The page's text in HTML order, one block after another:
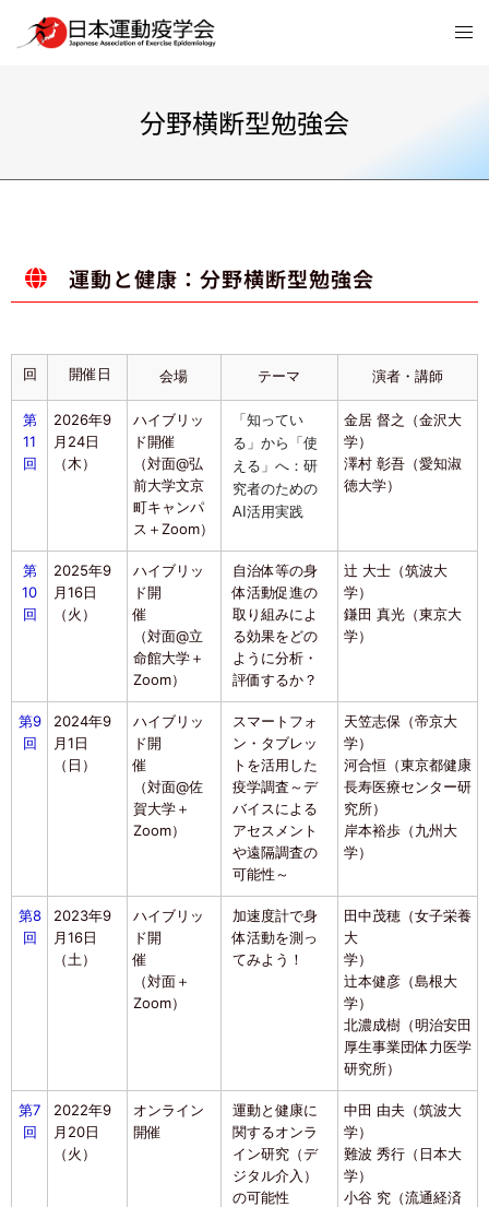
分野横断型勉強会
運動と健康：分野横断型勉強会
回 開催日 会場 テーマ 演者・講師
第
11
回
2026年9
月24日
（木）
ハイブリッ
ド開催
（対面@弘
前大学文京
町キャンパ
ス＋Zoom）
「知ってい
る」から「使
える」へ： 研
究者のための
AI活用実践
金居 督之（金沢大
学）
澤村 彰吾（愛知淑
徳大学）
第
10
回
2025年9
月16日
（火）
ハイブリッ
ド開
催
（対面@立
命館大学＋
Zoom）
自治体等の身
体活動促進の
取り組みによ
る効果をどの
ように分析・
評価するか？
辻󠄀 大士（筑波大
学）
鎌田 真光（東京大
学）
第9
回
2024年9
月1日
（日）
ハイブリッ
ド開
催
（対面@佐
賀大学＋
Zoom）
スマートフォ
ン・タブレッ
トを活用した
疫学調査～デ
バイスによる
アセスメント
や遠隔調査の
可能性～
天笠志保（帝京大
学）
河合恒（東京都健康
長寿医療センター研
究所）
岸本裕歩（九州大
学）
第8
回
2023年9
月16日
（土）
ハイブリッ
ド開
催
（対面＋
Zoom）
加速度計で身
体活動を測っ
てみよう！
田中茂穂（女子栄養
大
学
辻本健彦（島根大
学
北濃成樹（明治安田
厚生事業団体力医学
研究所）
第7
回
2022年9
月20日
（火）
オンライン
開催
運動と健康に
関するオンラ
イン研究（デ
ジタル介入）
の可能性
中田 由夫（筑波大
学）
難波 秀行（日本大
学）
小谷 究（流通経済